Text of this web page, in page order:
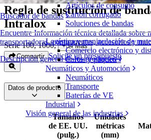
Buscador de bandas
Encuentre Información técnica detallada sobre
transportadoras, componentes, accesorios y
Descripción general de los productos
Artículos de consumo
Cartón corrugado
Soluciones de bandas
Logística y manipulación de
Comercio electrónico y
Cartas y paquetes
Neumáticos y Automoción
Neumáticos
Transporte
Baterías de VE
Industrial
Visión general de las industrias
Regla de sustitución de
Intralox
Serie 100, 1000, +34 Más
Compartir Solicite un presupuesto
Datos de producto
Tamaños
de EE. UU.
(pulg.)
Unidades
métricas
(mm)